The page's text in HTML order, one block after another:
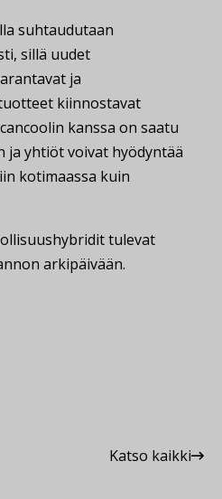
suhtaudutaan
sillä uudet
ja
kiinnostavat
kanssa on saatu
ja yhtiöt voivat hyödyntää
kotimaassa kuin
tulevat
arkipäivään.
Katso kaikki